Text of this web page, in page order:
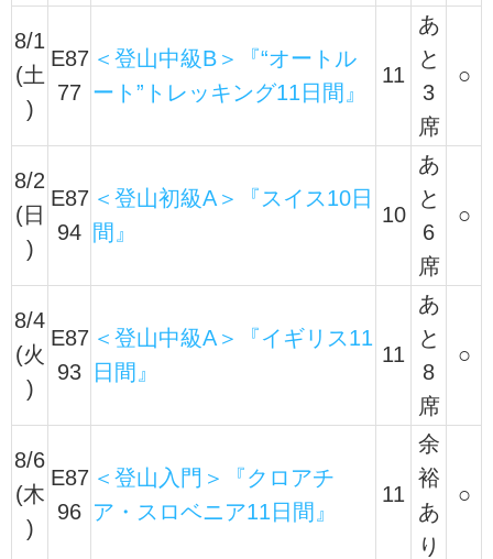
8/1
(土
)
E87
77
＜登山中級B＞『“オートル
ート”トレッキング11日間』
11
あ
と
3
席
○
8/2
(日
)
E87
94
＜登山初級A＞『スイス10日
間』
10
あ
と
6
席
○
8/4
(火
)
E87
93
＜登山中級A＞『イギリス11
日間』
11
あ
と
8
席
○
8/6
(木
)
E87
96
＜登山入門＞『クロアチ
ア・スロベニア11日間』
11
余
裕
あ
り
○